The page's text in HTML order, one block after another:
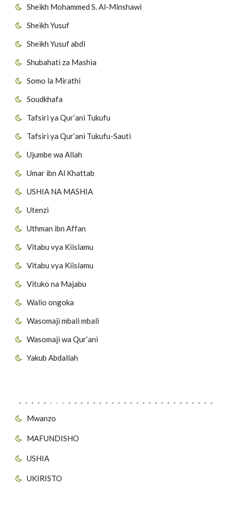
Sheikh Mohammed S. Al-Minshawi
Sheikh Yusuf
Sheikh Yusuf abdi
Shubahati za Mashia
Somo la Mirathi
Soudkhafa
Tafsiri ya Qur’ani Tukufu
Tafsiri ya Qur’ani Tukufu-Sauti
Ujumbe wa Allah
Umar ibn Al Khattab
USHIA NA MASHIA
Utenzi
Uthman ibn Affan
Vitabu vya Kiislamu
Vitabu vya Kiislamu
Vituko na Majabu
Walio ongoka
Wasomaji mbali mbali
Wasomaji wa Qur’ani
Yakub Abdallah
Mwanzo
MAFUNDISHO
USHIA
UKIRISTO